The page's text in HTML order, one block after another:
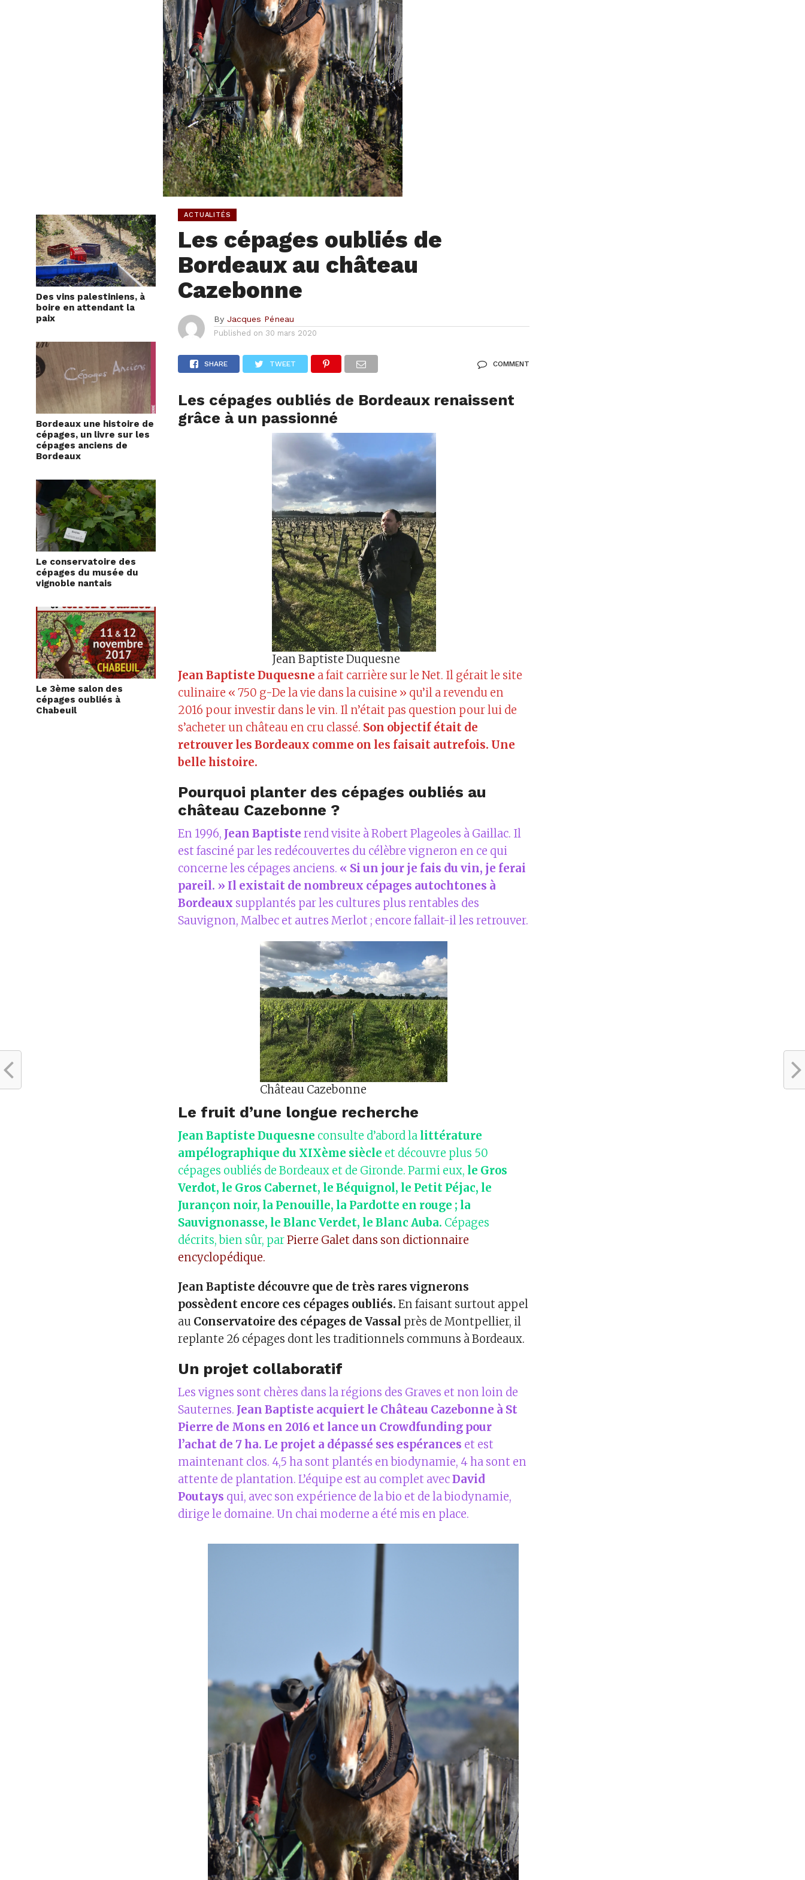
Des vins palestiniens, à
boire en attendant la
paix
Bordeaux une histoire de
cépages, un livre sur les
cépages anciens de
Bordeaux
Le conservatoire des
cépages du musée du
vignoble nantais
Le 3ème salon des
cépages oubliés à
Chabeuil
ACTUALITÉS
Les cépages oubliés de
Bordeaux au château
Cazebonne
By Jacques Péneau
Published on 30 mars 2020
SHARE TWEET COMMENT
Les cépages oubliés de Bordeaux renaissent
grâce à un passionné
Jean Baptiste Duquesne
Jean Baptiste Duquesne a fait carrière sur le Net. Il gérait le site
culinaire « 750 g-De la vie dans la cuisine » qu’il a revendu en
2016 pour investir dans le vin. Il n’était pas question pour lui de
s’acheter un château en cru classé. Son objectif était de
retrouver les Bordeaux comme on les faisait autrefois. Une
belle histoire.
Pourquoi planter des cépages oubliés au
château Cazebonne ?
En 1996, Jean Baptiste rend visite à Robert Plageoles à Gaillac. Il
est fasciné par les redécouvertes du célèbre vigneron en ce qui
concerne les cépages anciens. « Si un jour je fais du vin, je ferai
pareil. » Il existait de nombreux cépages autochtones à
Bordeaux supplantés par les cultures plus rentables des
Sauvignon, Malbec et autres Merlot ; encore fallait-il les retrouver.
Château Cazebonne
Le fruit d’une longue recherche
Jean Baptiste Duquesne consulte d’abord la littérature
ampélographique du XIXème siècle et découvre plus 50
cépages oubliés de Bordeaux et de Gironde. Parmi eux, le Gros
Verdot, le Gros Cabernet, le Béquignol, le Petit Péjac, le
Jurançon noir, la Penouille, la Pardotte en rouge ; la
Sauvignonasse, le Blanc Verdet, le Blanc Auba. Cépages
décrits, bien sûr, parPierre Galet dans son dictionnaire
encyclopédique.
Jean Baptiste découvre que de très rares vignerons
possèdent encore ces cépages oubliés.En faisant surtout appel
au Conservatoire des cépages de Vassal près de Montpellier, il
replante 26 cépages dont les traditionnels communs à Bordeaux.
Un projet collaboratif
Les vignes sont chères dans la régions des Graves et non loin de
Sauternes. Jean Baptiste acquiert le Château Cazebonne à St
Pierre de Mons en 2016 et lance un Crowdfunding pour
l’achat de 7 ha. Le projet a dépassé ses espérances et est
maintenant clos. 4,5 ha sont plantés en biodynamie, 4 ha sont en
attente de plantation. L’équipe est au complet avecDavid
Poutays qui, avec son expérience de la bio et de la biodynamie,
dirige le domaine. Un chai moderne a été mis en place.